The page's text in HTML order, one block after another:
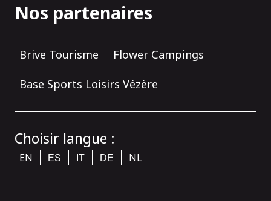
Nos partenaires
Brive Tourisme Flower Campings
Base Sports Loisirs Vézère
Choisir langue :
EN ES IT DE NL